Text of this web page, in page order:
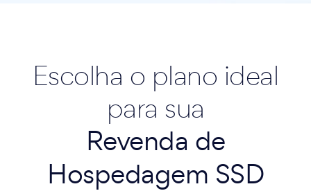
Escolha o plano ideal
para sua
Revenda de
Hospedagem SSD